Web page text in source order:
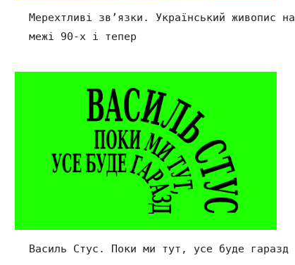
Мерехтливі зв’язки. Український живопис на
межі 90-х і тепер
Василь Стус. Поки ми тут, усе буде гаразд